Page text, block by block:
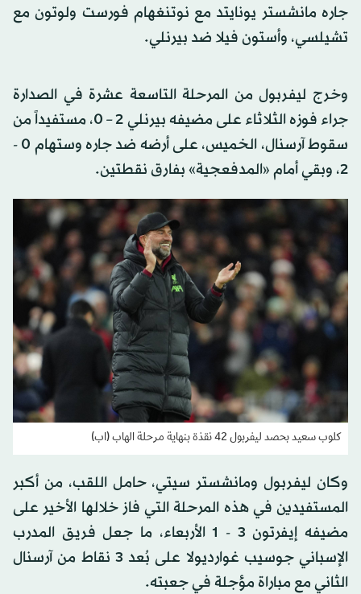
جاره مانشستر يونايتد مع نوتنغهام فورست ولوتون مع
تشيلسي، وأستون فيلا ضد بيرنلي.
وخرج ليفربول من المرحلة التاسعة عشرة في الصدارة
جراء فوزه الثلاثاء على مضيفه بيرنلي 2 – 0، مستفيداً من
سقوط آرسنال، الخميس، على أرضه ضد جاره وستهام 0 -
2، وبقي أمام «المدفعجية» بفارق نقطتين.
كلوب سعيد بحصد ليفربول 42 نقذة بنهاية مرحلة الهاب (اب)
وكان ليفربول ومانشستر سيتي، حامل اللقب، من أكبر
المستفيدين في هذه المرحلة التي فاز خلالها الأخير على
مضيفه إيفرتون 3 - 1 الأربعاء، ما جعل فريق المدرب
الإسباني جوسيب غوارديولا على بُعد 3 نقاط من آرسنال
الثاني مع مباراة مؤجلة في جعبته.